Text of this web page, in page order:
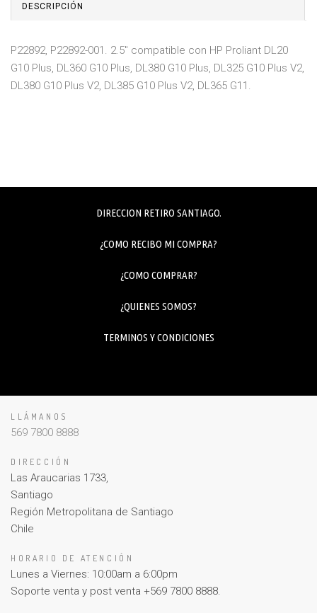
DESCRIPCIÓN
P22892, P22892-001. 2.5" compatible con HP Proliant DL20
G10 Plus, DL360 G10 Plus, DL380 G10 Plus, DL325 G10 Plus V2,
DL380 G10 Plus V2, DL385 G10 Plus V2, DL365 G11.
DIRECCION RETIRO SANTIAGO.
¿COMO RECIBO MI COMPRA?
¿COMO COMPRAR?
¿QUIENES SOMOS?
TERMINOS Y CONDICIONES
LLÁMANOS
569 7800 8888
DIRECCIÓN
Las Araucarias 1733,
Santiago
Región Metropolitana de Santiago
Chile
HORARIO DE ATENCIÓN
Lunes a Viernes: 10:00am a 6:00pm
Soporte venta y post venta +569 7800 8888.